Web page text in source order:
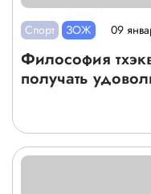
Спорт ЗОЖ 09
Философия
получать